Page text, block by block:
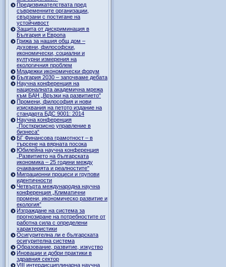
Предизвикателствата пред
съвременните организации,
свързани с постигане на
устойчивост
Защита от дискриминация в
България и Европа
Грижа за нашия общ дом –
духовни, философски,
икономически, социални и
културни измерения на
екологичния проблем
Младежки икономически форум
България 2030 – започваме дебата
Научна конференция на
националната академична мрежа
към БАН „Връзки на развитието"
Промени, философия и нови
изисквания на петото издание на
стандарта БДС 9001: 2014
Научна конференция
„Посткризисно управление в
бизнеса“
БГ Финансова грамотност – в
търсене на вярната посока
Юбилейна научна конференция
„Развитието на българската
икономика – 25 години между
очакванията и реалностите"
Миграционни процеси и групови
идентичности
Четвърта международна научна
конференция „Климатични
промени, икономическо развитие и
екология”
Изграждане на система за
прогнозиране на потребностите от
работна сила с определени
характеристики
Осигурителна ли е българската
осигурителна система
Образование, развитие, изкуство
Иновации и добри практики в
здравния сектор
VIII интердисциплинарна научна